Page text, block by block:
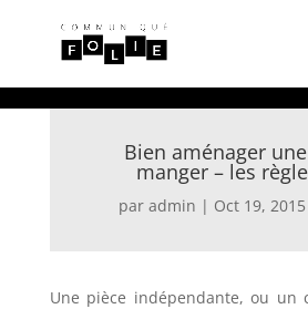
Bien aménager
manger – les
par admin | Oct 19, 2015
Une pièce indépendante, ou un